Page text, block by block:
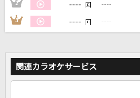
2 ---- 回 ----
3 ---- 回 ----
関連カラオケサービス